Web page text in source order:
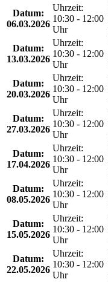
Datum:
06.03.2026
Uhrzeit:
10:30 - 12:00
Uhr
Datum:
13.03.2026
Uhrzeit:
10:30 - 12:00
Uhr
Datum:
20.03.2026
Uhrzeit:
10:30 - 12:00
Uhr
Datum:
27.03.2026
Uhrzeit:
10:30 - 12:00
Uhr
Datum:
17.04.2026
Uhrzeit:
10:30 - 12:00
Uhr
Datum:
08.05.2026
Uhrzeit:
10:30 - 12:00
Uhr
Datum:
15.05.2026
Uhrzeit:
10:30 - 12:00
Uhr
Datum:
22.05.2026
Uhrzeit:
10:30 - 12:00
Uhr